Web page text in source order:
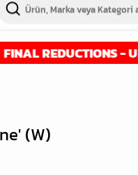
- UP TO
(W)